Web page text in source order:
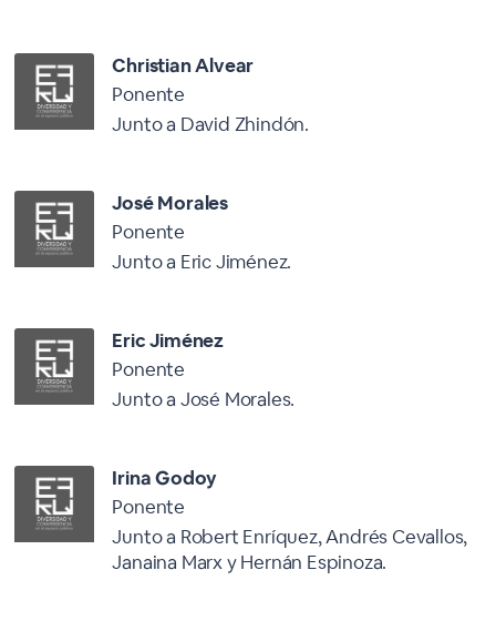
Christian Alvear
Ponente
Junto a David Zhindón.
José Morales
Ponente
Junto a Eric Jiménez.
Eric Jiménez
Ponente
Junto a José Morales.
Irina Godoy
Ponente
Junto a Robert Enríquez, Andrés Cevallos,
Janaina Marx y Hernán Espinoza.